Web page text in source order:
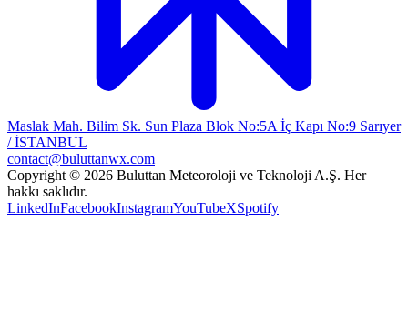
Maslak Mah. Bilim Sk. Sun Plaza Blok No:5A İç Kapı No:9 Sarıyer
/ İSTANBUL
contact@buluttanwx.com
Copyright © 2026 Buluttan Meteoroloji ve Teknoloji A.Ş. Her
hakkı saklıdır.
LinkedInFacebookInstagramYouTubeXSpotify